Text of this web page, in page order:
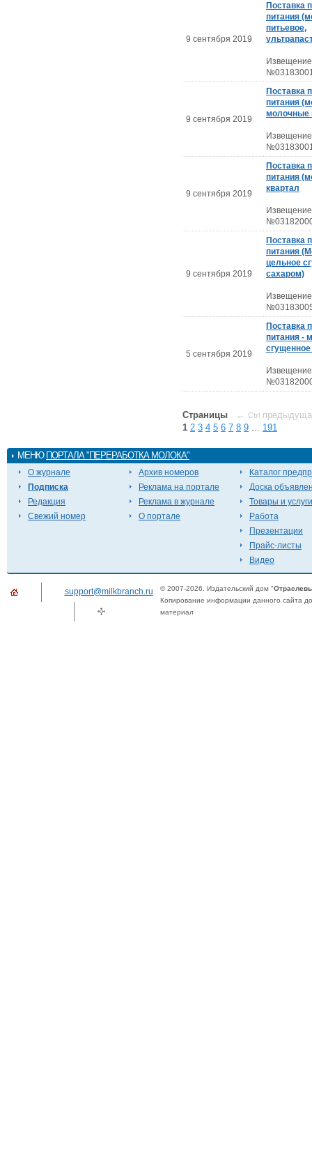
9 сентября 2019
Поставка
питания
питьевое,
Извещение
9 сентября 2019
Поставка
питания
молочные
Извещение
9 сентября 2019
Поставка
питания
квартал
Извещение
9 сентября 2019
Поставка
питания
цельное
сахаром)
Извещение
5 сентября 2019
Поставка
питания -
Извещение
Страницы ← Ctrl
1 2 3 4 5 6 7 8 9 ... 191
МЕНЮ ПОРТАЛА "ПЕРЕРАБОТКА МОЛОКА"
О журнале
Подписка
Редакция
Свежий номер
Архив номеров
Реклама на портале
Реклама в журнале
О портале
Каталог
Доска
Товары и услуги
Работа
Презентации
Прайс-листы
Видео
support@milkbranch.ru © 2007-2026. Издательский дом "
Копирование информации данного сайта
материал